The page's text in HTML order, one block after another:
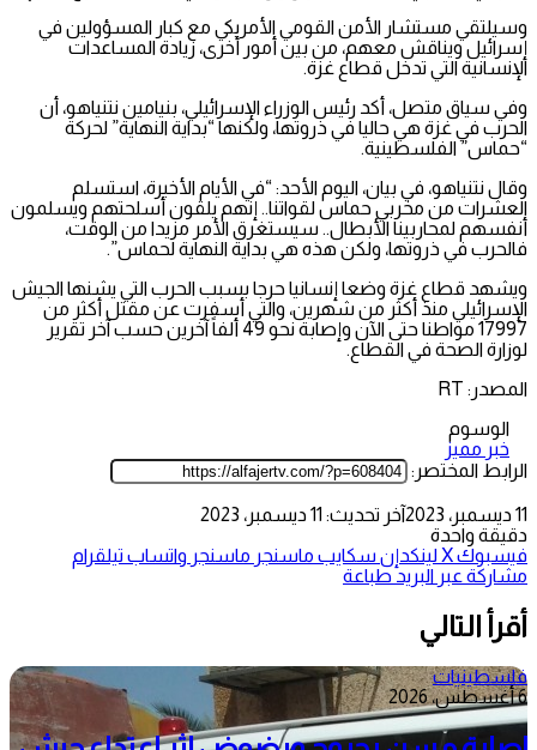
وسيلتقي مستشار الأمن القومي الأمريكي مع كبار المسؤولين في
إسرائيل ويناقش معهم، من بين أمور أخرى، زيادة المساعدات
الإنسانية التي تدخل قطاع غزة.
وفي سياق متصل، أكد رئيس الوزراء الإسرائيلي، بنيامين نتنياهو، أن
الحرب في غزة هي حاليا في ذروتها، ولكنها “بداية النهاية” لحركة
“حماس” الفلسطينية.
وقال نتنياهو، في بيان، اليوم الأحد: “في الأيام الأخيرة، استسلم
العشرات من مخربي حماس لقواتنا.. إنهم يلقون أسلحتهم ويسلمون
أنفسهم لمحاربينا الأبطال.. سيستغرق الأمر مزيدا من الوقت،
فالحرب في ذروتها، ولكن هذه هي بداية النهاية لحماس”.
ويشهد قطاع غزة وضعا إنسانيا حرجا بسبب الحرب التي يشنها الجيش
الإسرائيلي منذ أكثر من شهرين، والتي أسفرت عن مقتل أكثر من
17997 مواطنا حتى الآن وإصابة نحو 49 ألفاً آخرين حسب آخر تقرير
لوزارة الصحة في القطاع.
المصدر: RT
الوسوم
خبر مميز
الرابط المختصر:
11 ديسمبر، 2023
آخر تحديث: 11 ديسمبر، 2023
دقيقة واحدة
فيسبوك‫Xلينكدإن سكايب ماسنجر ماسنجر واتساب تيلقرام
مشاركة عبر البريد طباعة
أقرأ التالي
فلسطينيات
6 أغسطس، 2026